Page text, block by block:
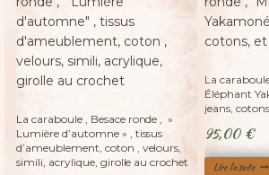
Adopté
La caraboule , Besace ronde , »
Lumière d’automne » , tissus
d’ameublement, coton , velours,
simili, acrylique, girolle au crochet
Adopté
La
Éléphant
jeans,
95,00 €
Lire la suite